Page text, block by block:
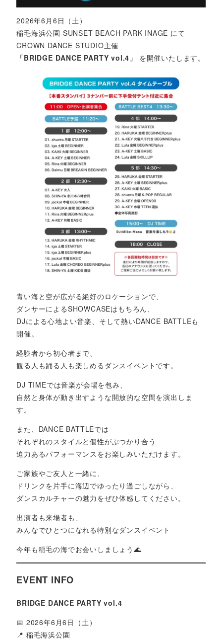
2026年6月6日（土）
稲毛海浜公園 SUNSET BEACH PARK INAGE にて
CROWN DANCE STUDIO主催
「BRIDGE DANCE PARTY vol.4」
を開催いたします。
青い海と空が広がる絶好のロケーションで、
ダンサーによるSHOWCASEはもちろん、
DJによる心地よい音楽、そして熱いDANCE BATTLEも
開催。
経験者から初心者まで、
観る人も踊る人も楽しめるダンスイベントです。
DJ TIMEでは音楽が会場を包み、
自然と身体が動き出すような開放的な空間を演出しま
す。
また、DANCE BATTLEでは
それぞれのスタイルと個性がぶつかり合う
迫力あるパフォーマンスをお楽しみいただけます。
ご家族やご友人と一緒に、
ドリンクを片手に海辺でゆったり過ごしながら、
ダンスカルチャーの魅力をぜひ体感してください。
出演者も来場者も、
みんなでひとつになれる特別なダンスイベント
今年も稲毛の海でお会いしましょう🌊
EVENT INFO
BRIDGE DANCE PARTY vol.4
📅 2026年6月6日（土）
📍 稲毛海浜公園